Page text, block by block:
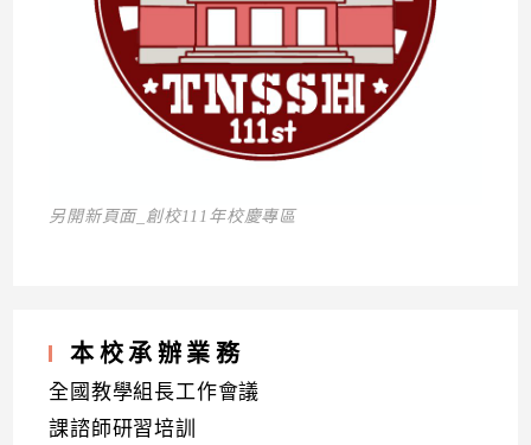
另開新頁面_創校111年校慶專區
本校承辦業務
全國教學組長工作會議
課諮師研習培訓